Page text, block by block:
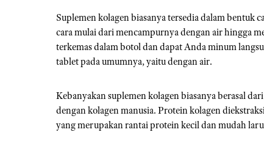
Suplemen kolagen biasanya tersedia dalam bentuk
cara mulai dari mencampurnya dengan air hingga
terkemas dalam botol dan dapat Anda minum
tablet pada umumnya, yaitu dengan air.
Kebanyakan suplemen kolagen biasanya berasal
dengan kolagen manusia. Protein kolagen
yang merupakan rantai protein kecil dan mudah